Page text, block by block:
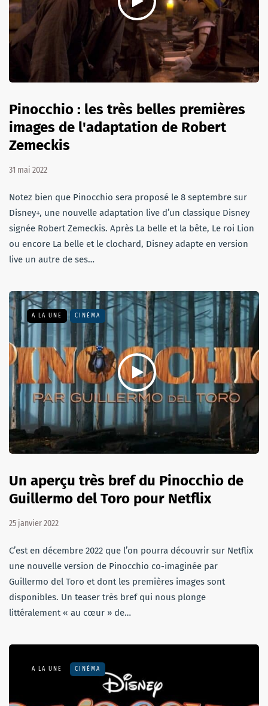
Pinocchio : les très belles premières
images de l'adaptation de Robert
Zemeckis
31 mai 2022
Notez bien que Pinocchio sera proposé le 8 septembre sur
Disney+, une nouvelle adaptation live d’un classique Disney
signée Robert Zemeckis. Après La belle et la bête, Le roi Lion
ou encore La belle et le clochard, Disney adapte en version
live un autre de ses…
A LA UNE CINÉMA
Un aperçu très bref du Pinocchio de
Guillermo del Toro pour Netflix
25 janvier 2022
C’est en décembre 2022 que l’on pourra découvrir sur Netflix
une nouvelle version de Pinocchio co-imaginée par
Guillermo del Toro et dont les premières images sont
disponibles. Un teaser très bref qui nous plonge
littéralement « au cœur » de…
A LA UNE CINÉMA